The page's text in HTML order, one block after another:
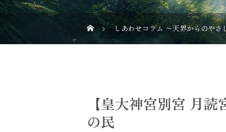
しあわせコラム 〜天界からのやさ
【皇大神宮別宮 月
の民